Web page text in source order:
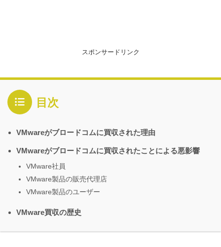
スポンサードリンク
目次
VMwareがブロードコムに買収された理由
VMwareがブロードコムに買収されたことによる悪影響
VMware社員
VMware製品の販売代理店
VMware製品のユーザー
VMware買収の歴史